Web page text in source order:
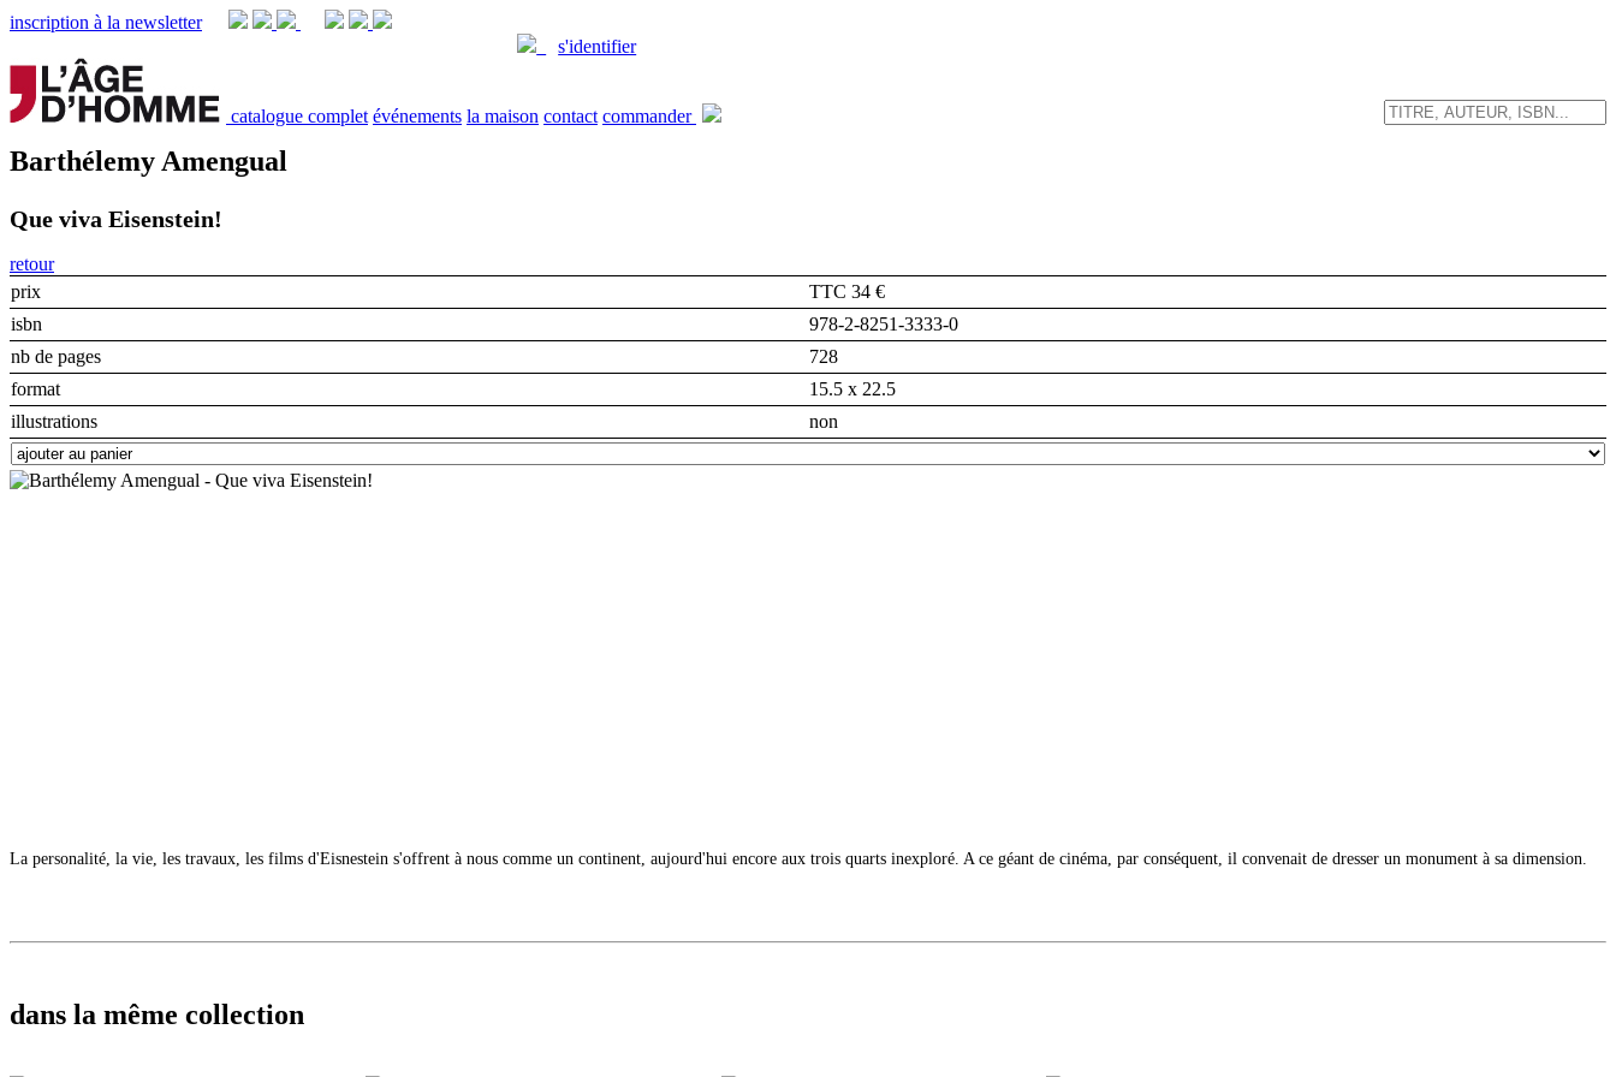
inscription à la newsletter
s'identifier
catalogue complet événements la maison contact commander
Barthélemy Amengual
Que viva Eisenstein!
retour
prix
TTC 34 €
isbn
978-2-8251-3333-0
nb de pages
728
format
15.5 x 22.5
illustrations
non
La personalité, la vie, les travaux, les films d'Eisnestein s'offrent à nous comme un continent, aujourd'hui encore aux trois quarts inexploré. A ce géant de cinéma, par conséquent, il convenait de dresser un monument à sa dimension.
dans la même collection